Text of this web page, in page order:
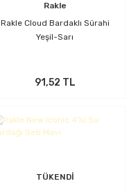
Rakle
Rakle Cloud Bardaklı Sürahi
Yeşil-Sarı
91,52 TL
TÜKENDİ